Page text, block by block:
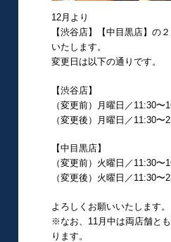
12月より
【渋谷店】【中目黒店】の
いたします。
変更日は以下の通りです。
【渋谷店】
（変更前）月曜日／11:30〜
（変更後）月曜日／11:30〜
【中目黒店】
（変更前）火曜日／11:30〜
（変更後）火曜日／11:30〜
よろしくお願いいたします。
※なお、11月中は両店舗と
ります。